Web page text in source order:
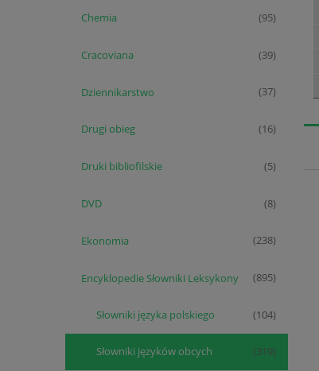
Chemia (95)
Cracoviana (39)
Dziennikarstwo (37)
Drugi obieg (16)
Druki bibliofilskie (5)
DVD (8)
Ekonomia (238)
Encyklopedie Słowniki Leksykony (895)
Słowniki języka polskiego (104)
Słowniki języków obcych (319)